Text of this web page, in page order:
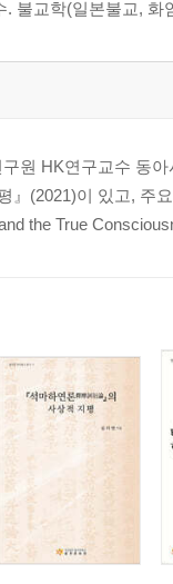
를 중심으로
. 불교학(일본불교, 화
원 HK연구교수 동
』(2021)이 있고, 주
the True